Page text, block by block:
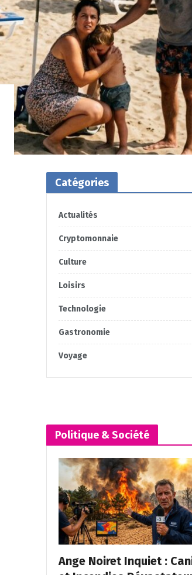
Catégories
Actualités
Cryptomonnaie
Culture
Loisirs
Technologie
Gastronomie
Voyage
Politique & Société
Ange Noiret Inquiet :